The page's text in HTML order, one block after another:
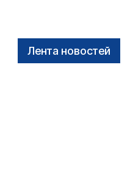
Лента новостей